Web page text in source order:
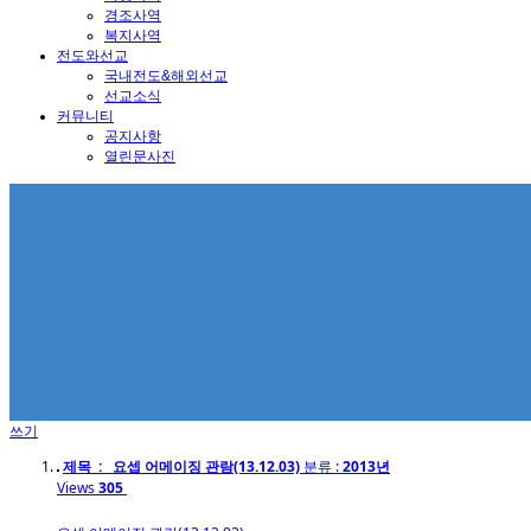
경조사역
복지사역
전도와선교
국내전도&해외선교
선교소식
커뮤니티
공지사항
열린문사진
쓰기
제목 : 요셉 어메이징 관람(13.12.03) 분류 :2013년
Views305